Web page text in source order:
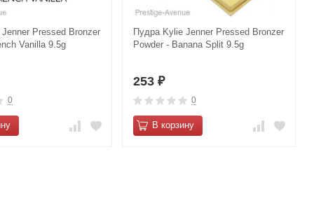
Pressed Bronzer
Vanilla 9.5g
0
Пудра Kylie Jenner Pressed Bronzer
Powder - Banana Split 9.5g
253 ₽
0
В корзину